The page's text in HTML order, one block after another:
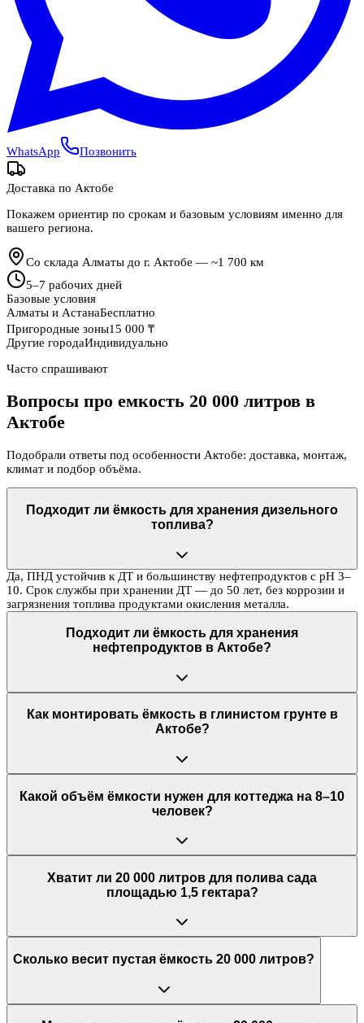
WhatsApp Позвонить
Доставка по Актобе
Покажем ориентир по срокам и базовым условиям именно для
вашего региона.
Со склада Алматы до г. Актобе — ~1 700 км
5–7 рабочих дней
Базовые условия
Алматы и АстанаБесплатно
Пригородные зоны15 000 ₸
Другие городаИндивидуально
Часто спрашивают
Вопросы про емкость 20 000 литров в
Актобе
Подобрали ответы под особенности Актобе: доставка, монтаж,
климат и подбор объёма.
Подходит ли ёмкость для хранения дизельного
топлива?
Да, ПНД устойчив к ДТ и большинству нефтепродуктов с pH 3–
10. Срок службы при хранении ДТ — до 50 лет, без коррозии и
загрязнения топлива продуктами окисления металла.
Подходит ли ёмкость для хранения
нефтепродуктов в Актобе?
Как монтировать ёмкость в глинистом грунте в
Актобе?
Какой объём ёмкости нужен для коттеджа на 8–10
человек?
Хватит ли 20 000 литров для полива сада
площадью 1,5 гектара?
Сколько весит пустая ёмкость 20 000 литров?